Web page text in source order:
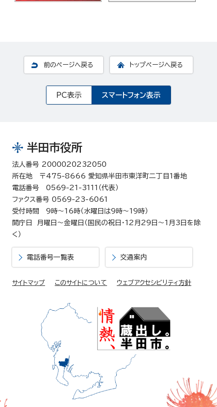
前のページへ戻る トップページへ戻る
PC表示 スマートフォン表示
半田市役所
法人番号 2000020232050
所在地 〒475-8666 愛知県半田市東洋町二丁目1番地
電話番号 0569-21-3111（代表）
ファクス番号 0569-23-6061
受付時間 9時～16時（水曜日は9時～19時）
開庁日 月曜日～金曜日（国民の祝日・12月29日～1月3日を除
く）
電話番号一覧表 交通案内
サイトマップ このサイトについて ウェブアクセシビリティ方針